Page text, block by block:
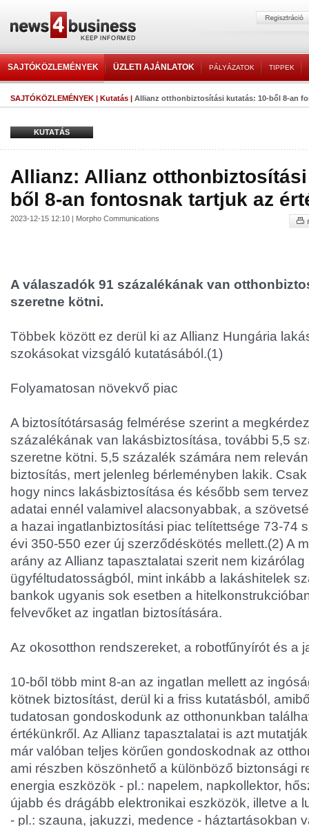
SAJTÓKÖZLEMÉNYEK ÜZLETI AJÁNLATOK PÁLYÁZATOK TIPPEK
SAJTÓKÖZLEMÉNYEK | Kutatás | Allianz otthonbiztosítási kutatás: 10-ből 8-an
KUTATÁS
Allianz: Allianz
ből 8-an fontosnak tartjuk az
2023-12-15 12:10 | Morpho Communications
A válaszadók 91 százalékának van
szeretne kötni.
Többek között ez derül ki az Allianz Hungária
szokásokat vizsgáló kutatásából.(1)
Folyamatosan növekvő piac
A biztosítótársaság felmérése szerint a
százalékának van lakásbiztosítása, további 5,5
szeretne kötni. 5,5 százalék számára nem
biztosítás, mert jelenleg bérleményben lakik.
hogy nincs lakásbiztosítása és később sem
adatai ennél valamivel alacsonyabbak, a
a hazai ingatlanbiztosítási piac telítettsége 73-74
évi 350-550 ezer új szerződéskötés mellett.(2) A
arány az Allianz tapasztalatai szerit nem kizárólag
ügyféltudatosságból, mint inkább a lakáshitelek
bankok ugyanis sok esetben a
felvevőket az ingatlan biztosítására.
Az okosotthon rendszereket, a robotfűnyírót és a
10-ből több mint 8-an az ingatlan mellett az
kötnek biztosítást, derül ki a friss kutatásból,
tudatosan gondoskodunk az otthonunkban
értékünkről. Az Allianz tapasztalatai is azt
már valóban teljes körűen gondoskodnak az
ami részben köszönhető a különböző biztonsági
energia eszközök - pl.: napelem, napkollektor,
újabb és drágább elektronikai eszközök, illetve a
- pl.: szauna, jakuzzi, medence - háztartásokban